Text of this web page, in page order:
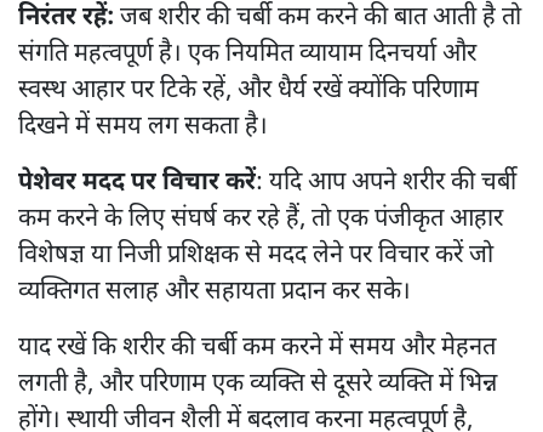
निरंतर रहें: जब शरीर की चर्बी कम करने की बात आती है तो
संगति महत्वपूर्ण है। एक नियमित व्यायाम दिनचर्या और
स्वस्थ आहार पर टिके रहें, और धैर्य रखें क्योंकि परिणाम
दिखने में समय लग सकता है।
पेशेवर मदद पर विचार करें: यदि आप अपने शरीर की चर्बी
कम करने के लिए संघर्ष कर रहे हैं, तो एक पंजीकृत आहार
विशेषज्ञ या निजी प्रशिक्षक से मदद लेने पर विचार करें जो
व्यक्तिगत सलाह और सहायता प्रदान कर सके।
याद रखें कि शरीर की चर्बी कम करने में समय और मेहनत
लगती है, और परिणाम एक व्यक्ति से दूसरे व्यक्ति में भिन्न
होंगे। स्थायी जीवन शैली में बदलाव करना महत्वपूर्ण है,